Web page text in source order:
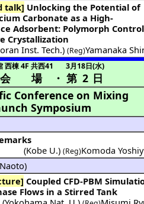
talk]
Carbonate as a High-
Adsorbent: Polymorph Control
Crystallization
Inst. Tech.) (Reg)Yamanaka
場
西棟 4F 共西41
・ 第 2 日
3月18日(水)
Conference on Mixing
Symposium
(Kobe U.) (Reg)Komoda
)
Coupled CFD-PBM Simulation
Flows in a Stirred Tank